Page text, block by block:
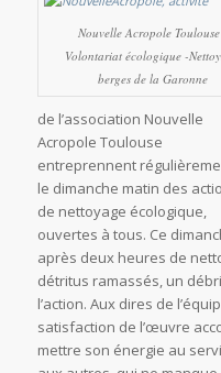
Nouvelle Acropole
Volontariat écologique -
berges de la Garonne
de l’association Nouvelle
Acropole Toulouse
entreprennent
le dimanche matin des
de nettoyage écologique,
ouvertes à tous. Ce
après deux heures de
détritus ramassés, un
l’action. Aux dires de
satisfaction de l’œuvre
mettre son énergie au